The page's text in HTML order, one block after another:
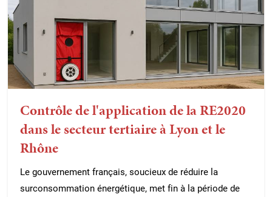
Contrôle de l'application de la RE2020
dans le secteur tertiaire à Lyon et le
Rhône
Le gouvernement français, soucieux de réduire la
surconsommation énergétique, met fin à la période de